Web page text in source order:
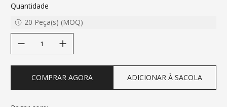
Quantidade
20 Peça(s) (MOQ)
COMPRAR AGORA ADICIONAR À SACOLA